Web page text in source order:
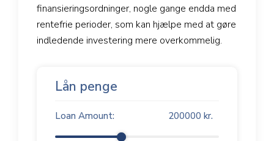
finansieringsordninger, nogle gange endda med
rentefrie perioder, som kan hjælpe med at gøre
indledende investering mere overkommelig.
Lån penge
Loan Amount: 200000 kr.